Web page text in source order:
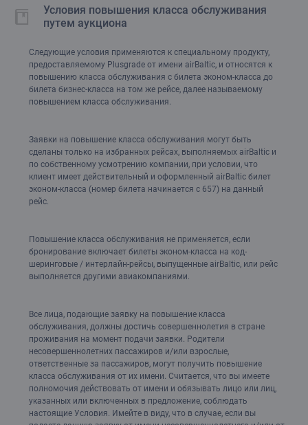
класса обслуживания будет возвращена, если рейс был
отменен или перенесен airBaltic, и в бизнес-классе нет
предоставляется, в том числе из-за смены самолета и
задержек стыковочных рейсов.
Чтобы запросить возврат, необходимозаполнить
следующую форму. Платеж будет возвращен на банковскую
же валюте, которую вы использовали для совершения
платежа. Банковские сборы за эту операцию не
возмещаются.
Условия повышения класса обслуживания
путем аукциона
Следующие условия применяются к специальному продукту,
предоставляемому Plusgrade от имени airBaltic, и относятся к
повышению класса обслуживания с билета эконом-класса до
билета бизнес-класса на том же рейсе, далее называемому
повышением класса обслуживания.
Заявки на повышение класса обслуживания могут быть
сделаны только на избранных рейсах, выполняемых airBaltic и
по собственному усмотрению компании, при условии, что
клиент имеет действительный и оформленный airBaltic билет
эконом-класса (номер билета начинается с 657) на данный
рейс.
Повышение класса обслуживания не применяется, если
бронирование включает билеты эконом-класса на код-
шеринговые / интерлайн-рейсы, выпущенные airBaltic, или рейс
выполняется другими авиакомпаниями.
Все лица, подающие заявку на повышение класса
обслуживания, должны достичь совершеннолетия в стране
проживания на момент подачи заявки. Родители
несовершеннолетних пассажиров и/или взрослые,
ответственные за пассажиров, могут получить повышение
класса обслуживания от их имени. Считается, что вы имеете
полномочия действовать от имени и обязывать лицо или лиц,
указанных или включенных в предложение, соблюдать
настоящие Условия. Имейте в виду, что в случае, если вы